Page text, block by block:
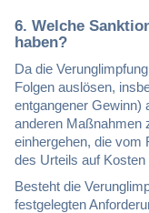
6. Welche
haben?
Da die
Folgen auslösen,
entgangener Gewinn)
anderen Maßnahmen
einhergehen, die vom
des Urteils auf
Besteht die
festgelegten